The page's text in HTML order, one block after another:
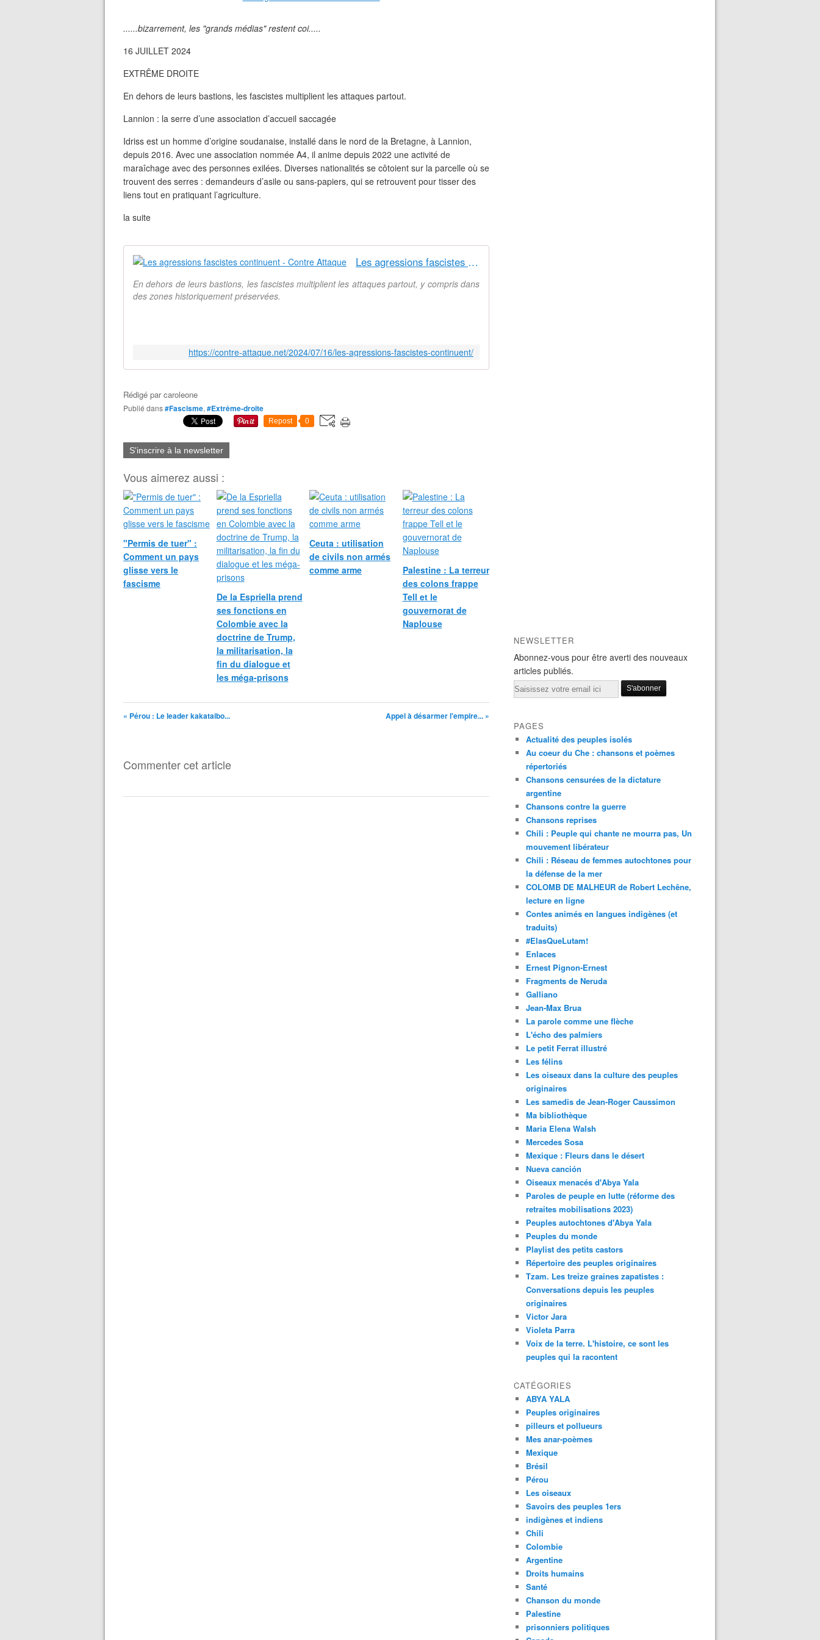
......bizarrement, les "grands médias" restent coi.....
16 JUILLET 2024
EXTRÊME DROITE
En dehors de leurs bastions, les fascistes multiplient les attaques partout.
Lannion : la serre d’une association d’accueil saccagée
Idriss est un homme d’origine soudanaise, installé dans le nord de la Bretagne, à Lannion,
depuis 2016. Avec une association nommée A4, il anime depuis 2022 une activité de
maraîchage avec des personnes exilées. Diverses nationalités se côtoient sur la parcelle où se
trouvent des serres : demandeurs d’asile ou sans-papiers, qui se retrouvent pour tisser des
liens tout en pratiquant l’agriculture.
la suite
Les agressions fascistes continuent - Contre Attaque
En dehors de leurs bastions, les fascistes multiplient les attaques partout, y compris dans
des zones historiquement préservées.
https://contre-attaque.net/2024/07/16/les-agressions-fascistes-continuent/
Rédigé parcaroleone
Publié dans#Fascisme, #Extrême-droite
Repost 0
S'inscrire à la newsletter
Vous aimerez aussi :
"Permis de tuer" :
Comment un pays
glisse vers le
fascisme
De la Espriella prend
ses fonctions en
Colombie avec la
doctrine de Trump,
la militarisation, la
fin du dialogue et
les méga-prisons
Ceuta : utilisation
de civils non armés
comme arme
Palestine : La terreur
des colons frappe
Tell et le
gouvernorat de
Naplouse
« Pérou : Le leader kakataibo... Appel à désarmer l'empire... »
Commenter cet article
NEWSLETTER
Abonnez-vous pour être averti des nouveaux
articles publiés.
Email
PAGES
Actualité des peuples isolés
Au coeur du Che : chansons et poèmes
répertoriés
Chansons censurées de la dictature
argentine
Chansons contre la guerre
Chansons reprises
Chili : Peuple qui chante ne mourra pas, Un
mouvement libérateur
Chili : Réseau de femmes autochtones pour
la défense de la mer
COLOMB DE MALHEUR de Robert Lechêne,
lecture en ligne
Contes animés en langues indigènes (et
traduits)
#ElasQueLutam!
Enlaces
Ernest Pignon-Ernest
Fragments de Neruda
Galliano
Jean-Max Brua
La parole comme une flèche
L'écho des palmiers
Le petit Ferrat illustré
Les félins
Les oiseaux dans la culture des peuples
originaires
Les samedis de Jean-Roger Caussimon
Ma bibliothèque
Maria Elena Walsh
Mercedes Sosa
Mexique : Fleurs dans le désert
Nueva canción
Oiseaux menacés d'Abya Yala
Paroles de peuple en lutte (réforme des
retraites mobilisations 2023)
Peuples autochtones d'Abya Yala
Peuples du monde
Playlist des petits castors
Répertoire des peuples originaires
Tzam. Les treize graines zapatistes :
Conversations depuis les peuples
originaires
Victor Jara
Violeta Parra
Voix de la terre. L'histoire, ce sont les
peuples qui la racontent
CATÉGORIES
ABYA YALA
Peuples originaires
pilleurs et pollueurs
Mes anar-poèmes
Mexique
Brésil
Pérou
Les oiseaux
Savoirs des peuples 1ers
indigènes et indiens
Chili
Colombie
Argentine
Droits humains
Santé
Chanson du monde
Palestine
prisonniers politiques